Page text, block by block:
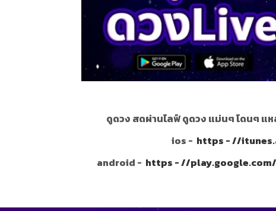
ดูดวง สดผ่านไลฟ์ ดูดวง แม่นๆ โดนๆ แ
ios - https - //
android - https - //